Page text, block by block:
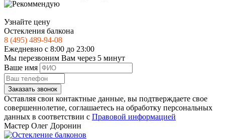
Узнайте цену
Остекления балкона
8 (495) 489-94-08
Ежедневно с 8:00 до 23:00
Мы перезвоним Вам через 5 минут
Ваше имя
Заказать звонок
Оставляя свои контактные данные, вы подтверждаете свое
совершеннолетие, соглашаетесь на обработку персональных
данных в соответствии с Правовой информацией
Мастер Олег Доронин